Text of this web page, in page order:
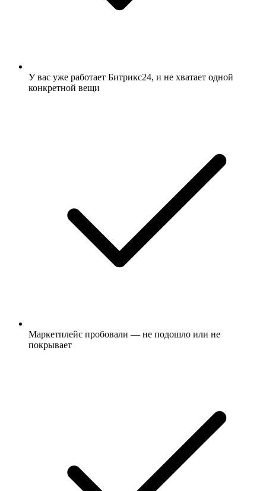
У вас уже работает Битрикс24, и не хватает одной
конкретной вещи
Маркетплейс пробовали — не подошло или не
покрывает